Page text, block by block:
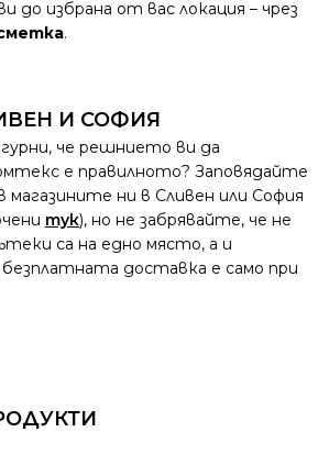
до избрана от вас локация – чрез
.
И СОФИЯ
че решнието ви да
е правилното? Заповядайте
магазините ни в Сливен или София
тук), но не забрявайте, че не
са на едно място, а и
доставка е само при